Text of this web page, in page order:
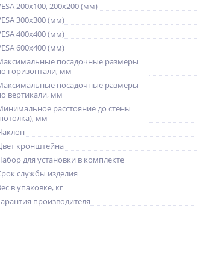
200x100, 200x200 (мм)
300x300 (мм)
400x400 (мм)
600x400 (мм)
посадочные размеры
горизонтали, мм
посадочные размеры
вертикали, мм
расстояние до стены
мм
кронштейна
для установки в комплекте
службы изделия
в упаковке, кг
производителя